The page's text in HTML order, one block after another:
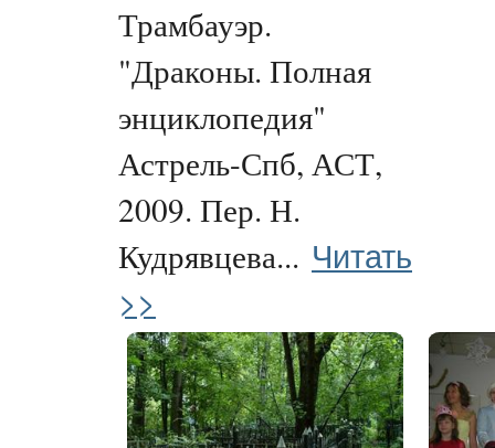
Трамбауэр.
"Драконы. Полная
энциклопедия"
Астрель-Спб, АСТ,
2009. Пер. Н.
Кудрявцева... Читать
>>